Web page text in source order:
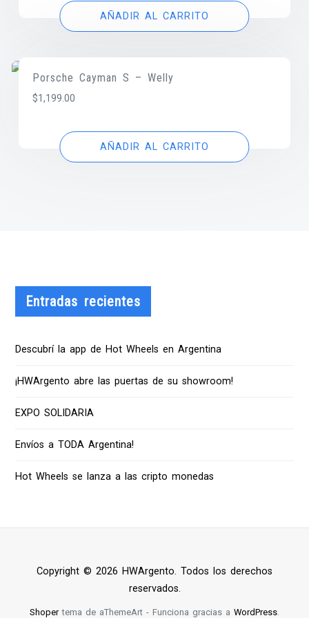
AÑADIR AL CARRITO
Porsche Cayman S – Welly
$1,199.00
AÑADIR AL CARRITO
Entradas recientes
Descubrí la app de Hot Wheels en Argentina
¡HWArgento abre las puertas de su showroom!
EXPO SOLIDARIA
Envíos a TODA Argentina!
Hot Wheels se lanza a las cripto monedas
Copyright © 2026 HWArgento. Todos los derechos
reservados.
Shopertema de aThemeArt - Funciona gracias a WordPress